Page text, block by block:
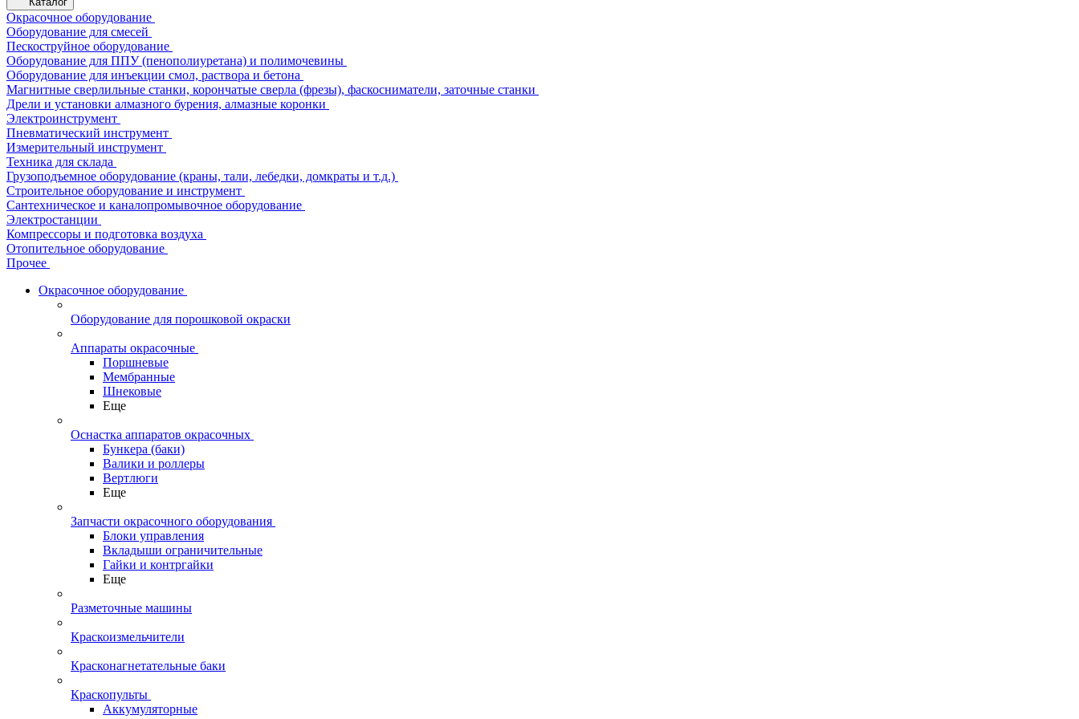
Окрасочное оборудование
Оборудование для смесей
Пескоструйное оборудование
Оборудование для ППУ (пенополиуретана) и полимочевины
Оборудование для инъекции смол, раствора и бетона
Магнитные сверлильные станки, корончатые сверла (фрезы), фаскосниматели, заточные станки
Дрели и установки алмазного бурения, алмазные коронки
Электроинструмент
Пневматический инструмент
Измерительный инструмент
Техника для склада
Грузоподъемное оборудование (краны, тали, лебедки, домкраты и т.д.)
Строительное оборудование и инструмент
Сантехническое и каналопромывочное оборудование
Электростанции
Компрессоры и подготовка воздуха
Отопительное оборудование
Прочее
Окрасочное оборудование
Оборудование для порошковой окраски
Аппараты окрасочные
Поршневые
Мембранные
Шнековые
Еще
Оснастка аппаратов окрасочных
Бункера (баки)
Валики и роллеры
Вертлюги
Еще
Запчасти окрасочного оборудования
Блоки управления
Вкладыши ограничительные
Гайки и контргайки
Еще
Разметочные машины
Краскоизмельчители
Красконагнетательные баки
Краскопульты
Аккумуляторные